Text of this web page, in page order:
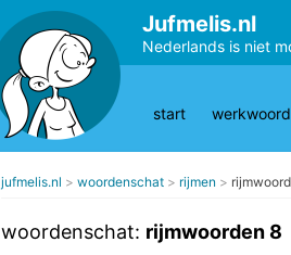
Jufmelis.nl
Nederlands is niet
start
jufmelis.nl woordenschat rijmen
woordenschat: rijmwoorden 8